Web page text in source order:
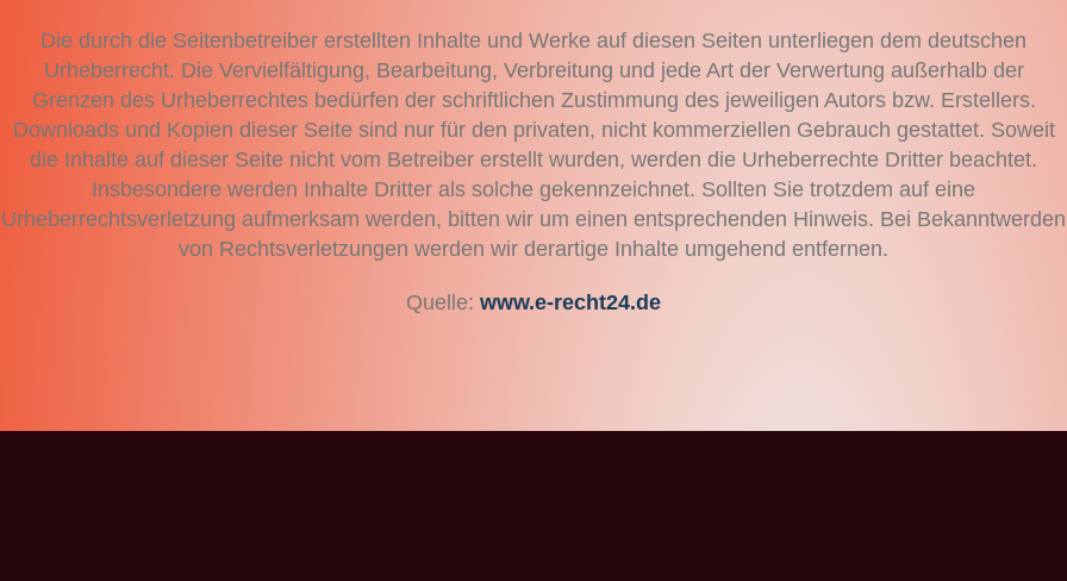
Die durch die Seitenbetreiber erstellten Inhalte und Werke auf diesen Seiten unterliegen dem deutschen
Urheberrecht. Die Vervielfältigung, Bearbeitung, Verbreitung und jede Art der Verwertung außerhalb der
Grenzen des Urheberrechtes bedürfen der schriftlichen Zustimmung des jeweiligen Autors bzw. Erstellers.
Downloads und Kopien dieser Seite sind nur für den privaten, nicht kommerziellen Gebrauch gestattet. Soweit
die Inhalte auf dieser Seite nicht vom Betreiber erstellt wurden, werden die Urheberrechte Dritter beachtet.
Insbesondere werden Inhalte Dritter als solche gekennzeichnet. Sollten Sie trotzdem auf eine
Urheberrechtsverletzung aufmerksam werden, bitten wir um einen entsprechenden Hinweis. Bei Bekanntwerden
von Rechtsverletzungen werden wir derartige Inhalte umgehend entfernen.
Quelle: www.e-recht24.de